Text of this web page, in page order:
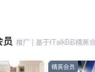
员 推广 | 基于iTalkBB精英
精英会员